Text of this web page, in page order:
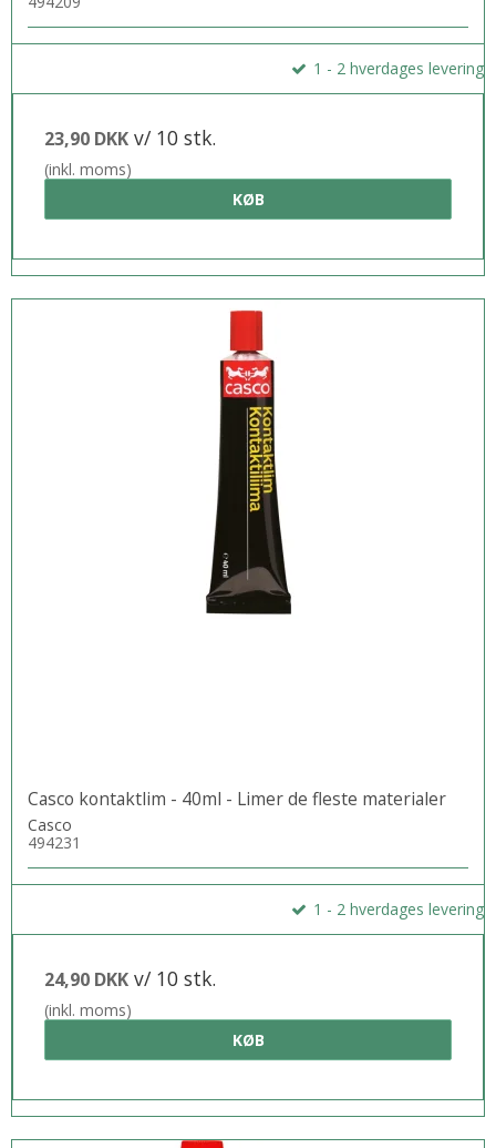
1 - 2 hverdages levering
23,90 DKK v/ 10 stk.
(inkl. moms)
KØB
Casco kontaktlim - 40ml - Limer de fleste materialer
Casco
494231
1 - 2 hverdages levering
24,90 DKK v/ 10 stk.
(inkl. moms)
KØB